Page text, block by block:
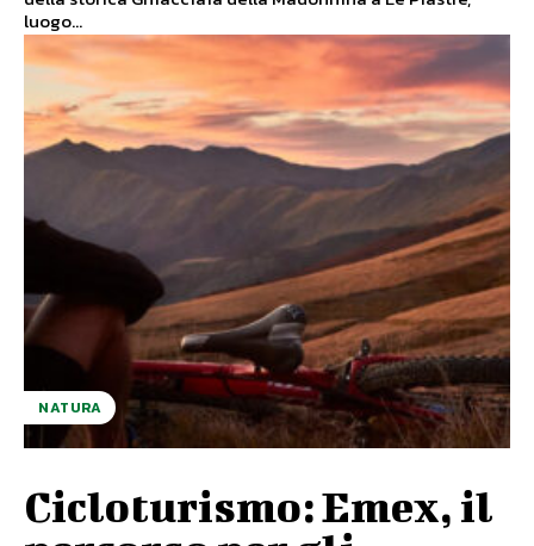
luogo...
NATURA
Cicloturismo: Emex, il